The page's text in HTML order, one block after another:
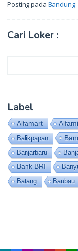
Posting pada Bandung
Cari Loker :
Label
Alfamart
Balikpapan
Banjarbaru
Bank BRI
Batang
Baubau